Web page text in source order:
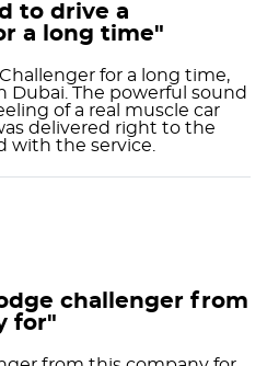
to drive a
a long time"
for a long time,
Dubai. The powerful sound
of a real muscle car
delivered right to the
with the service.
challenger from
for"